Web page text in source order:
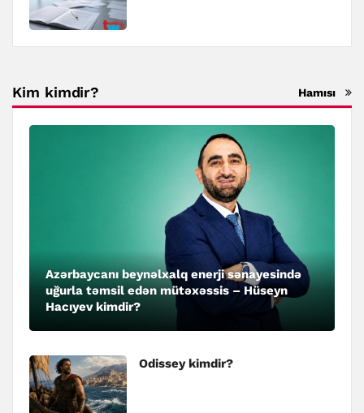
Kim kimdir? Hamısı
Azərbaycanı beynəlxalq enerji sənayesində
uğurla təmsil edən mütəxəssis – Hüseyn
Hacıyev kimdir?
Odissey kimdir?